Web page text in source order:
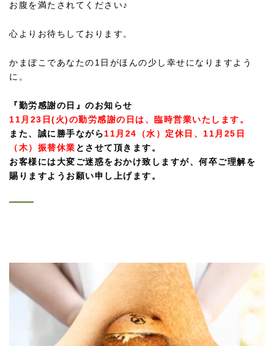
お腹を満たされてください♪
心よりお待ちしております。
かまぼこであなたの1日がほんの少し幸せになりますよう
に。
『勤労感謝の日』のお知らせ
11月23日(火)の勤労感謝の日は、臨時営業いたします。
また、誠に勝手ながら11月24（水）定休日、11月25日
（木）振替休業 とさせて頂きます。
お客様には大変ご迷惑をおかけ致しますが、何卒ご理解を
賜りますようお願い申し上げます。